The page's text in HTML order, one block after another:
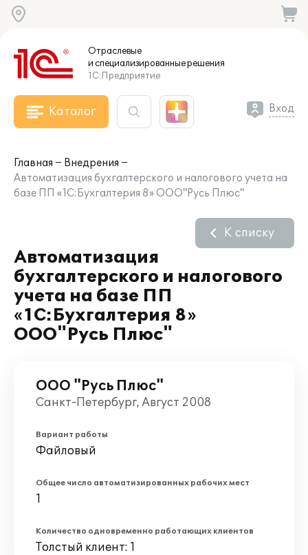
Отраслевые
и специализированныерешения
1С:Предприятие
Каталог Вход
Главная
Внедрения
Автоматизация бухгалтерского и налогового учета на
базе ПП «1С:Бухгалтерия 8» ООО"Русь Плюс"
Автоматизация
бухгалтерского и налогового
учета на базе ПП
«1С:Бухгалтерия 8»
ООО"Русь Плюс"
К списку
ООО "Русь Плюс"
Санкт-Петербург, Август 2008
Вариант работы
Файловый
Общее число автоматизированных рабочих мест
1
Количество одновременно работающих клиентов
Толстый клиент: 1